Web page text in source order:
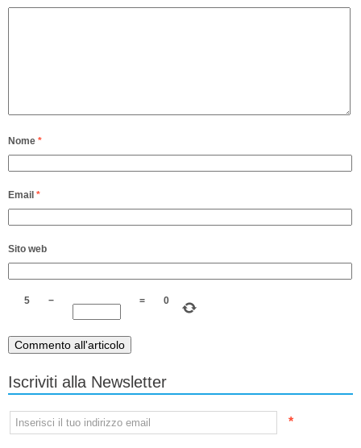
Nome *
Email *
Sito web
5 − = 0
Iscriviti alla Newsletter
*